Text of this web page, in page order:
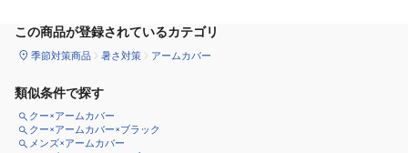
この商品が登録されているカテゴリ
季節対策商品 暑さ対策 アームカバー
類似条件で探す
クー×アームカバー
クー×アームカバー×ブラック
メンズ×アームカバー